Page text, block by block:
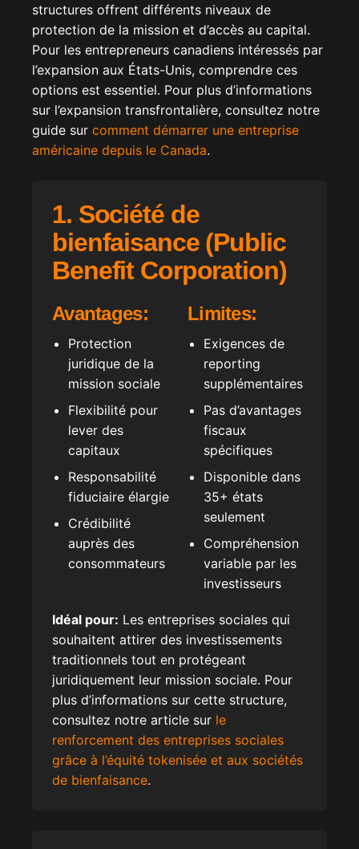
structures offrent différents niveaux de
protection de la mission et d’accès au capital.
Pour les entrepreneurs canadiens intéressés par
l’expansion aux États-Unis, comprendre ces
options est essentiel. Pour plus d’informations
sur l’expansion transfrontalière, consultez notre
guide sur comment démarrer une entreprise
américaine depuis le Canada.
1. Société de
bienfaisance (Public
Benefit Corporation)
Avantages:
Protection
juridique de la
mission sociale
Flexibilité pour
lever des
capitaux
Responsabilité
fiduciaire élargie
Crédibilité
auprès des
consommateurs
Limites:
Exigences de
reporting
supplémentaires
Pas d’avantages
fiscaux
spécifiques
Disponible dans
35+ états
seulement
Compréhension
variable par les
investisseurs
Idéal pour: Les entreprises sociales qui
souhaitent attirer des investissements
traditionnels tout en protégeant
juridiquement leur mission sociale. Pour
plus d’informations sur cette structure,
consultez notre article sur le
renforcement des entreprises sociales
grâce à l’équité tokenisée et aux sociétés
de bienfaisance.